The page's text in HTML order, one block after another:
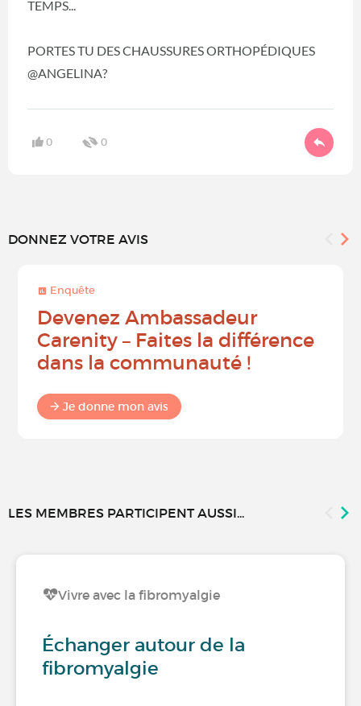
TEMPS...
PORTES TU DES CHAUSSURES ORTHOPÉDIQUES
@ANGELINA?
0 0
DONNEZ VOTRE AVIS
Enquête
Devenez Ambassadeur
Carenity – Faites la différence
dans la communauté !
Je donne mon avis
LES MEMBRES PARTICIPENT AUSSI...
Vivre avec la fibromyalgie
Échanger autour de la
fibromyalgie